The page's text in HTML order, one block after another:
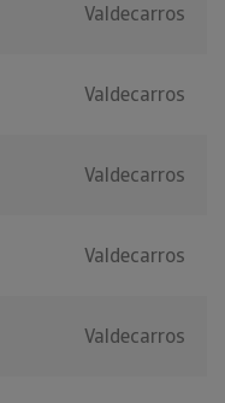
Valdecarros
Valdecarros
Valdecarros
Valdecarros
Valdecarros